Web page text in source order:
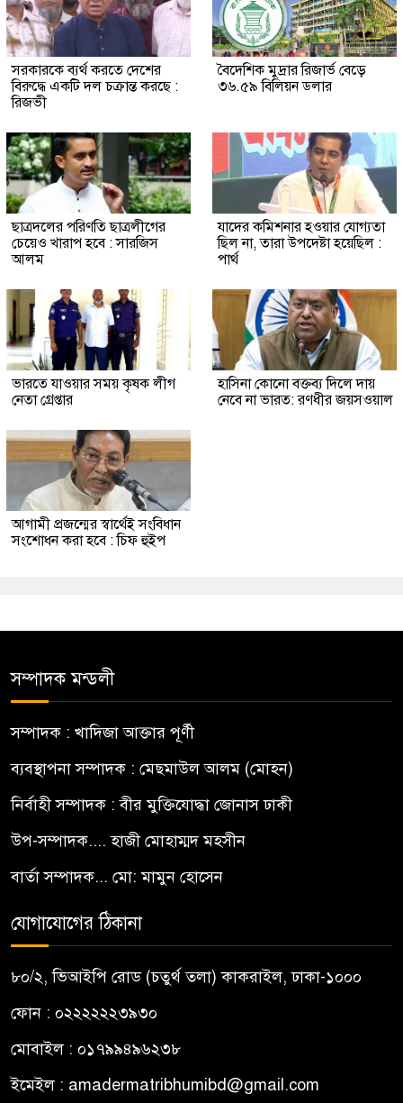
সরকারকে ব্যর্থ করতে দেশের
বিরুদ্ধে একটি দল চক্রান্ত করছে :
রিজভী
বৈদেশিক মুদ্রার রিজার্ভ বেড়ে
৩৬.৫৯ বিলিয়ন ডলার
ছাত্রদলের পরিণতি ছাত্রলীগের
চেয়েও খারাপ হবে : সারজিস
আলম
যাদের কমিশনার হওয়ার যোগ্যতা
ছিল না, তারা উপদেষ্টা হয়েছিল :
পার্থ
ভারতে যাওয়ার সময় কৃষক লীগ
নেতা গ্রেপ্তার
হাসিনা কোনো বক্তব্য দিলে দায়
নেবে না ভারত: রণধীর জয়সওয়াল
আগামী প্রজন্মের স্বার্থেই সংবিধান
সংশোধন করা হবে : চিফ হুইপ
সম্পাদক মন্ডলী
সম্পাদক : খাদিজা আক্তার পূর্ণী
ব্যবস্থাপনা সম্পাদক : মেছমাউল আলম (মোহন)
নির্বাহী সম্পাদক : বীর মুক্তিযোদ্ধা জোনাস ঢাকী
উপ-সম্পাদক.... হাজী মোহাম্মদ মহসীন
বার্তা সম্পাদক... মো: মামুন হোসেন
যোগাযোগের ঠিকানা
৮০/২, ভিআইপি রোড (চতুর্থ তলা) কাকরাইল, ঢাকা-১০০০
ফোন : ০২২২২২২৩৯৩০
মোবাইল : ০১৭৯৯৪৯৬২৩৮
ইমেইল : amadermatribhumibd@gmail.com